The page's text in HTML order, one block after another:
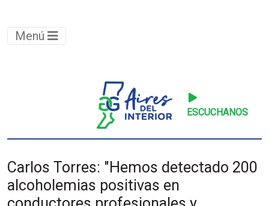
Menú
ESCUCHANOS
Carlos Torres: "Hemos detectado 200
alcoholemias positivas en